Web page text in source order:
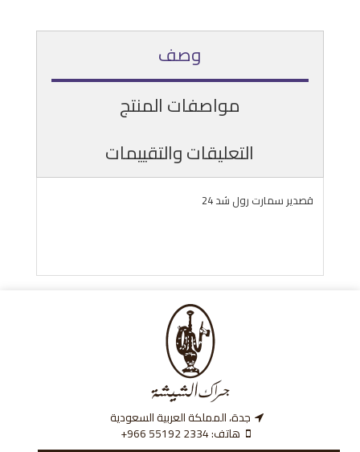
وصف
مواصفات المنتج
التعليقات والتقييمات
قصدير سمارت رول شد 24
جدة، المملكة العربية السعودية
هاتف:‎+966 55192 2334